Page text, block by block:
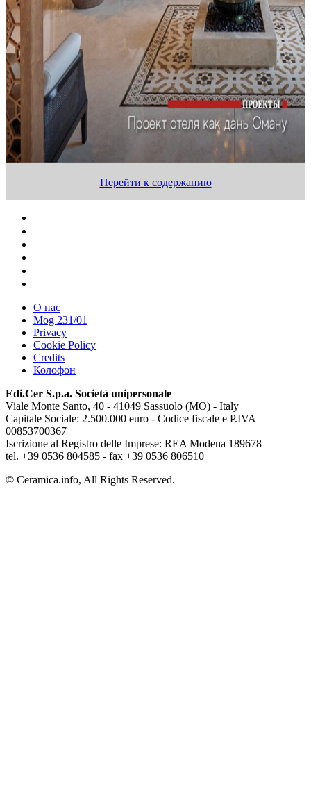
Перейти к содержанию
О нас
Mog 231/01
Privacy
Cookie Policy
Credits
Колофон
Edi.Cer S.p.a. Società unipersonale
Viale Monte Santo, 40 - 41049 Sassuolo (MO) - Italy
Capitale Sociale: 2.500.000 euro - Codice fiscale e P.IVA
00853700367
Iscrizione al Registro delle Imprese: REA Modena 189678
tel. +39 0536 804585 - fax +39 0536 806510
© Ceramica.info, All Rights Reserved.